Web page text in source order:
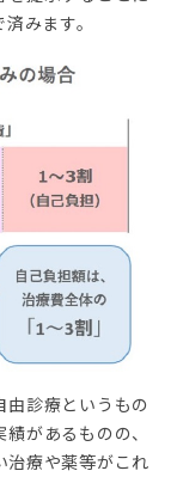
みます。
診療というもの
があるものの、
治療や薬等がこれ